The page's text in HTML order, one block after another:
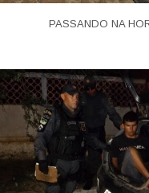
PASSANDO NA